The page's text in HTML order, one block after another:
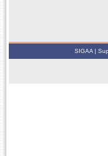
SIGAA |